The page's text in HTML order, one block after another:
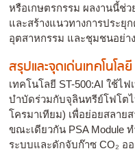
หรือเกษตรกรรม ผลงานนี้ช่
และสร้างแนวทางการประยุ
อุตสาหกรรม และชุมชนอย่า
สรุปและจุดเด่นเทคโนโลยี
เทคโนโลยี ST-500:AI ใช้ไ
บำบัดร่วมกับจุลินทรีย์โฟโต
โครมาเทียม) เพื่อย่อยสลาย
ขณะเดียวกัน PSA Module
ระบบและดักจับก๊าซ CO₂ อ